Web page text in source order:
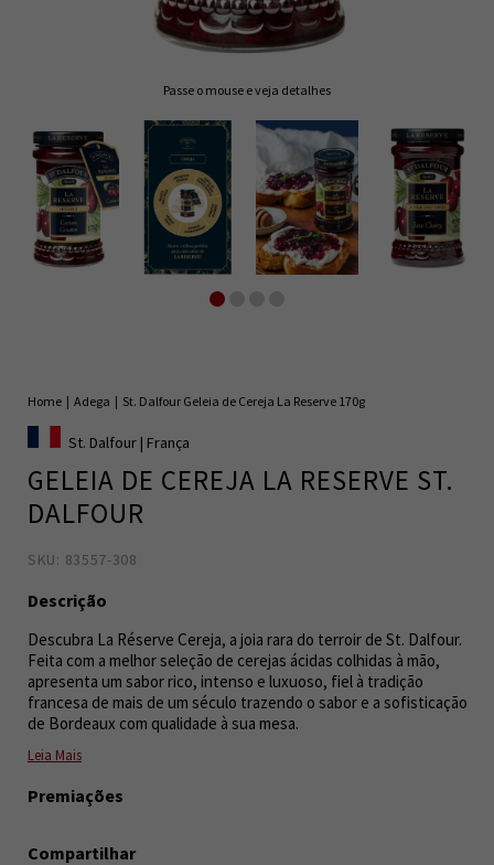
Passe o mouse e veja detalhes
Home | Adega | St. Dalfour Geleia de Cereja La Reserve 170g
St. Dalfour | França
GELEIA DE CEREJA LA RESERVE ST.
DALFOUR
SKU: 83557-308
Descrição
Descubra La Réserve Cereja, a joia rara do terroir de St. Dalfour.
Feita com a melhor seleção de cerejas ácidas colhidas à mão,
apresenta um sabor rico, intenso e luxuoso, fiel à tradição
francesa de mais de um século trazendo o sabor e a sofisticação
de Bordeaux com qualidade à sua mesa.
Leia Mais
Premiações
Compartilhar